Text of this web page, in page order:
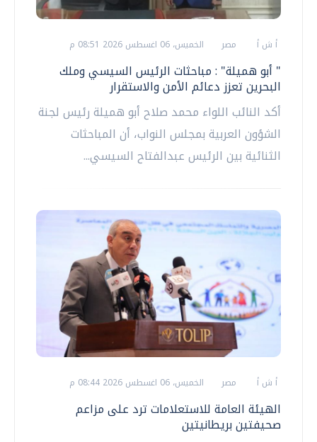
أ ش أ مصر الخميس، 06 اغسطس 2026 08:51 م
" أبو هميلة" : مباحثات الرئيس السيسي وملك
البحرين تعزز دعائم الأمن والاستقرار
أكد النائب اللواء محمد صلاح أبو هميلة رئيس لجنة
الشؤون العربية بمجلس النواب، أن المباحثات
الثنائية بين الرئيس عبدالفتاح السيسي...
أ ش أ مصر الخميس، 06 اغسطس 2026 08:44 م
الهيئة العامة للاستعلامات ترد على مزاعم
صحيفتين بريطانيتين